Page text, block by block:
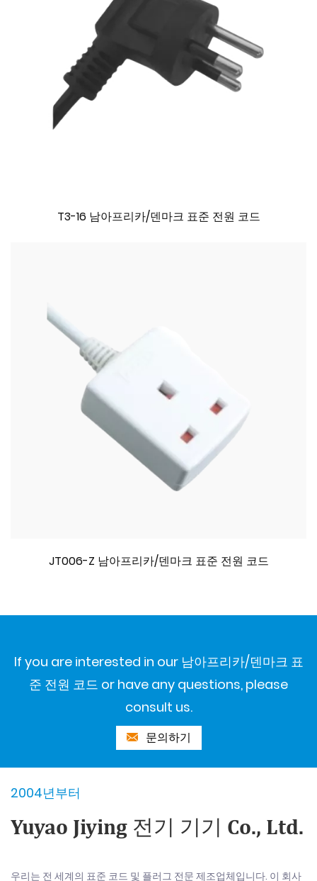
T3-16 남아프리카/덴마크 표준 전원 코드
JT006-Z 남아프리카/덴마크 표준 전원 코드
If you are interested in our 남아프리카/덴마크 표
준 전원 코드 or have any questions, please
consult us.
문의하기
2004년부터
Yuyao Jiying 전기 기기 Co., Ltd.
우리는 전 세계의 표준 코드 및 플러그 전문 제조업체입니다. 이 회사